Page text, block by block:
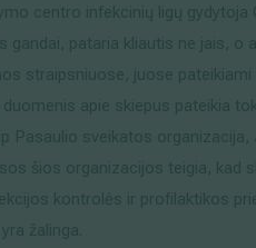
centro infekcinių ligų
gandai, pataria kliautis ne jais, o
straipsniuose, juose
apie skiepus pateikia
Pasaulio sveikatos organizacija,
šios organizacijos teigia, kad
kontrolės ir profilaktikos
žalinga.